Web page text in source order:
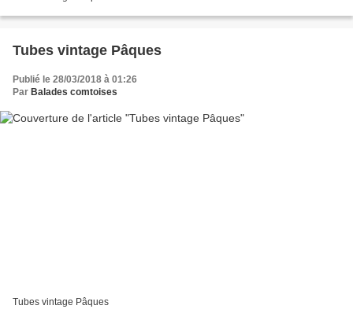
Tubes vintage Pâques
Publié le 28/03/2018 à 01:26
Par Balades comtoises
Tubes vintage Pâques